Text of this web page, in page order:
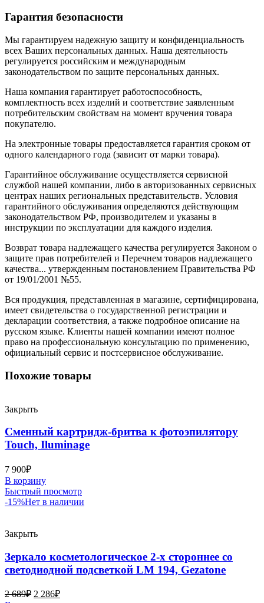
Гарантия безопасности
Мы гарантируем надежную защиту и конфиденциальность
всех Ваших персональных данных. Наша деятельность
регулируется российским и международным
законодательством по защите персональных данных.
Наша компания гарантирует работоспособность,
комплектность всех изделий и соответствие заявленным
потребительским свойствам на момент вручения товара
покупателю.
На электронные товары предоставляется гарантия сроком от
одного календарного года (зависит от марки товара).
Гарантийное обслуживание осуществляется сервисной
службой нашей компании, либо в авторизованных сервисных
центрах наших региональных представительств. Условия
гарантийного обслуживания определяются действующим
законодательством РФ, производителем и указаны в
инструкции по эксплуатации для каждого изделия.
Возврат товара надлежащего качества регулируется Законом о
защите прав потребителей и Перечнем товаров надлежащего
качества... утвержденным постановлением Правительства РФ
от 19/01/2001 №55.
Вся продукция, представленная в магазине, сертифицирована,
имеет свидетельства о государственной регистрации и
декларации соответствия, а также подробное описание на
русском языке. Клиенты нашей компании имеют полное
право на профессиональную консультацию по применению,
официальный сервис и постсервисное обслуживание.
Похожие товары
Закрыть
Сменный картридж-бритва к фотоэпилятору
Touch, Iluminage
7 900₽
В корзину
Быстрый просмотр
-15%Нет в наличии
Закрыть
Зеркало косметологическое 2-х стороннее со
светодиодной подсветкой LM 194, Gezatone
2 689₽ 2 286₽